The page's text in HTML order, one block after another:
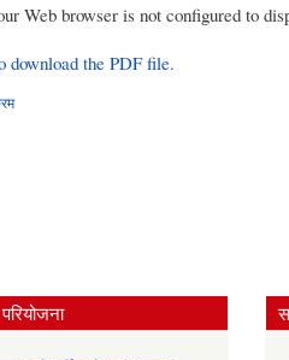
Web browser is not configured to
download the PDF file.